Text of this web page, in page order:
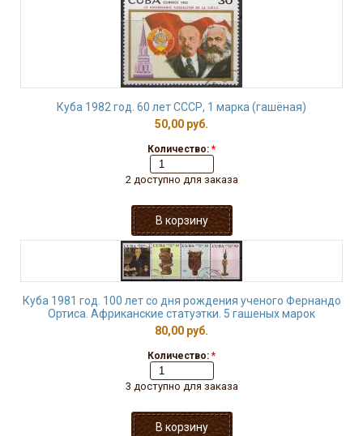
Куба 1982 год. 60 лет СССР, 1 марка (гашёная)
50,00 руб.
Количество: *
2 доступно для заказа
Куба 1981 год. 100 лет со дня рождения ученого Фернандо
Ортиса. Африканские статуэтки. 5 гашеных марок
80,00 руб.
Количество: *
3 доступно для заказа